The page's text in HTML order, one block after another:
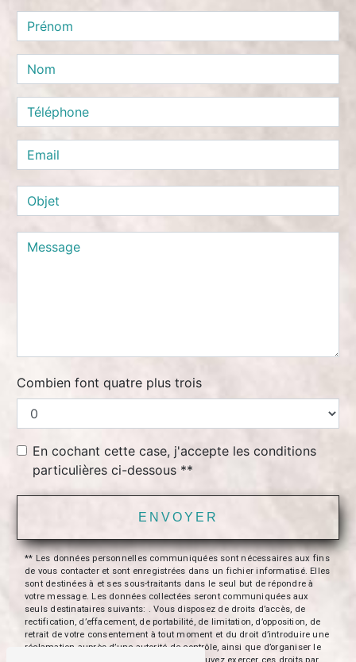
Combien font quatre plus trois
En cochant cette case, j'accepte les conditions
particulières ci-dessous **
ENVOYER
** Les données personnelles communiquées sont nécessaires aux fins
de vous contacter et sont enregistrées dans un fichier informatisé. Elles
sont destinées à et ses sous-traitants dans le seul but de répondre à
votre message. Les données collectées seront communiquées aux
seuls destinataires suivants: . Vous disposez de droits d’accès, de
rectification, d’effacement, de portabilité, de limitation, d’opposition, de
retrait de votre consentement à tout moment et du droit d’introduire une
réclamation auprès d’une autorité de contrôle, ainsi que d’organiser le